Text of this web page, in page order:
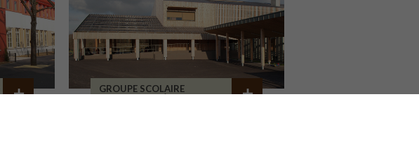
GROUPE SCOLAIRE